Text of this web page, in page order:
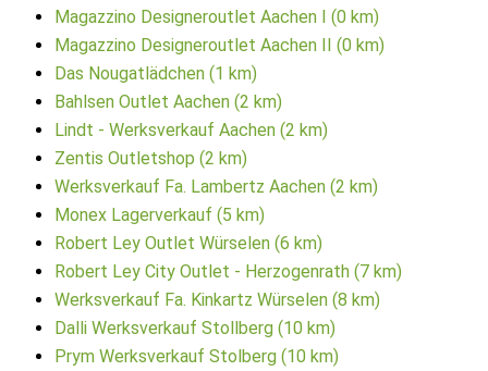
Magazzino Designeroutlet Aachen I (0 km)
Magazzino Designeroutlet Aachen II (0 km)
Das Nougatlädchen (1 km)
Bahlsen Outlet Aachen (2 km)
Lindt - Werksverkauf Aachen (2 km)
Zentis Outletshop (2 km)
Werksverkauf Fa. Lambertz Aachen (2 km)
Monex Lagerverkauf (5 km)
Robert Ley Outlet Würselen (6 km)
Robert Ley City Outlet - Herzogenrath (7 km)
Werksverkauf Fa. Kinkartz Würselen (8 km)
Dalli Werksverkauf Stollberg (10 km)
Prym Werksverkauf Stolberg (10 km)